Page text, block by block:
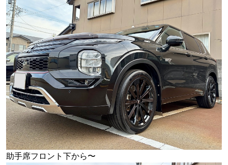
助手席フロント下から〜